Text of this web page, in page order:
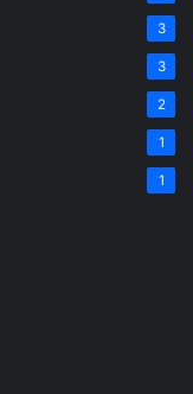
3
3
2
1
1